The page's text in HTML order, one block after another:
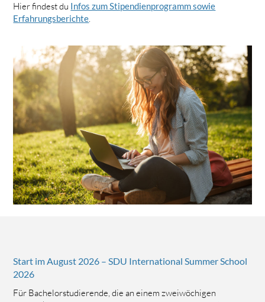
Hier findest du Infos zum Stipendienprogramm sowie
Erfahrungsberichte.
Start im August 2026 – SDU International Summer School
2026
Für Bachelorstudierende, die an einem zweiwöchigen